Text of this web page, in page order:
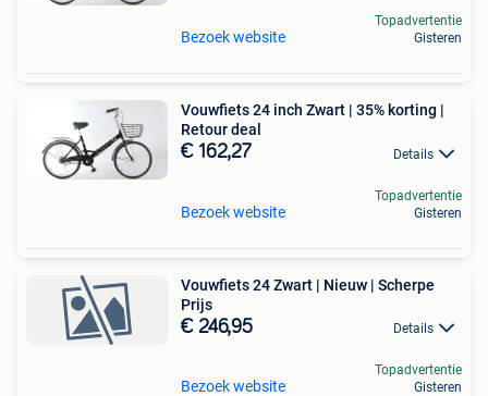
Bezoek website
Topadvertentie
Gisteren
Vouwfiets 24 inch Zwart | 35% korting |
Retour deal
€ 162,27 Details
Bezoek website
Topadvertentie
Gisteren
Vouwfiets 24 Zwart | Nieuw | Scherpe
Prijs
€ 246,95 Details
Bezoek website
Topadvertentie
Gisteren